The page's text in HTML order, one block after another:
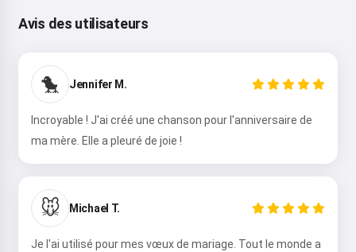
Avis des utilisateurs
🐤 Jennifer M.
Incroyable ! J'ai créé une chanson pour l'anniversaire de
ma mère. Elle a pleuré de joie !
🐭 Michael T.
Je l'ai utilisé pour mes vœux de mariage. Tout le monde a
Je peux créer des chansons, écrire
des poèmes et faire des
félicitations 🥰